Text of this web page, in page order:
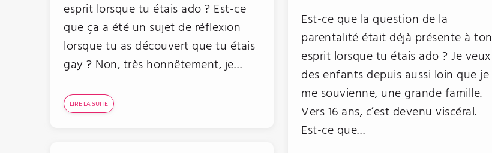
esprit lorsque tu étais ado ? Est-ce
que ça a été un sujet de réflexion
lorsque tu as découvert que tu étais
gay ? Non, très honnêtement, je…
LIRE LA SUITE
Est-ce que la question de la
parentalité était déjà présente à ton
esprit lorsque tu étais ado ? Je veux
des enfants depuis aussi loin que je
me souvienne, une grande famille.
Vers 16 ans, c’est devenu viscéral.
Est-ce que…